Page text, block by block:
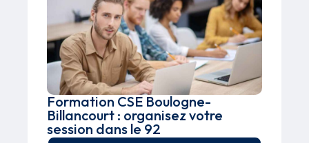
Formation CSE Boulogne-
Billancourt : organisez votre
session dans le 92